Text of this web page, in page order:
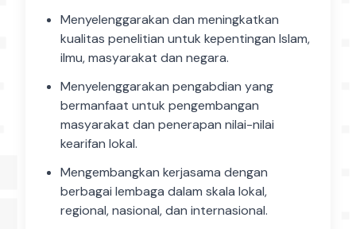
Menyelenggarakan dan meningkatkan
kualitas penelitian untuk kepentingan Islam,
ilmu, masyarakat dan negara.
Menyelenggarakan pengabdian yang
bermanfaat untuk pengembangan
masyarakat dan penerapan nilai-nilai
kearifan lokal.
Mengembangkan kerjasama dengan
berbagai lembaga dalam skala lokal,
regional, nasional, dan internasional.